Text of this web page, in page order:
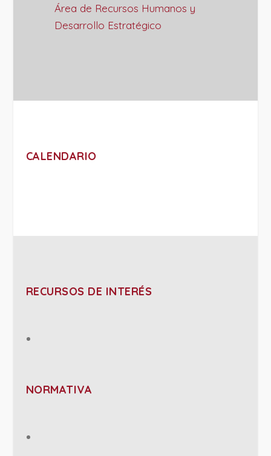
Área de Recursos Humanos y
Desarrollo Estratégico
CALENDARIO
RECURSOS DE INTERÉS
NORMATIVA